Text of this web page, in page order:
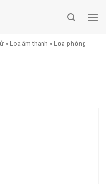
» Loa âm thanh » Loa phóng